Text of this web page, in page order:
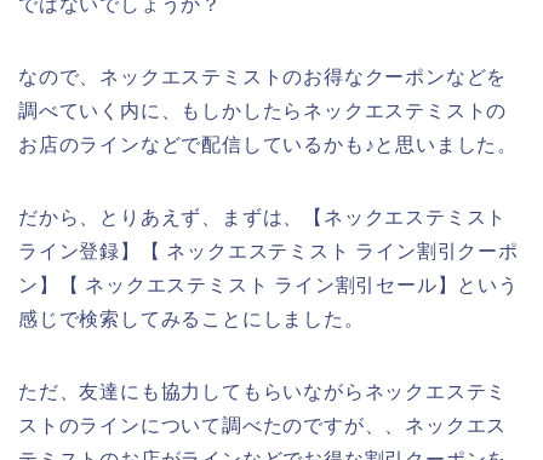
なので、ネックエステミストのお得なクーポンなどを
調べていく内に、もしかしたらネックエステミストの
お店のラインなどで配信しているかも♪と思いました。
だから、とりあえず、まずは、【ネックエステミスト
ライン登録】【 ネックエステミスト ライン割引クーポ
ン】【 ネックエステミスト ライン割引セール】という
感じで検索してみることにしました。
ただ、友達にも協力してもらいながらネックエステミ
ストのラインについて調べたのですが、、ネックエス